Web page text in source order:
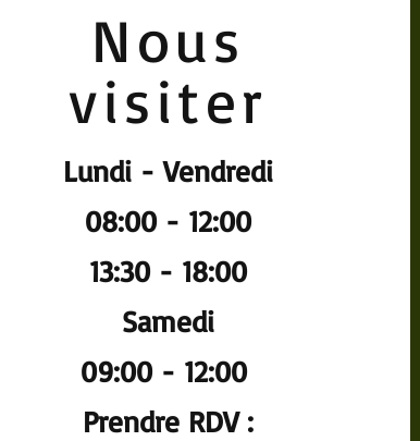
Nous
visiter
Lundi - Vendredi
08:00 - 12:00
13:30 - 18:00
Samedi
09:00 - 12:00
Prendre RDV :